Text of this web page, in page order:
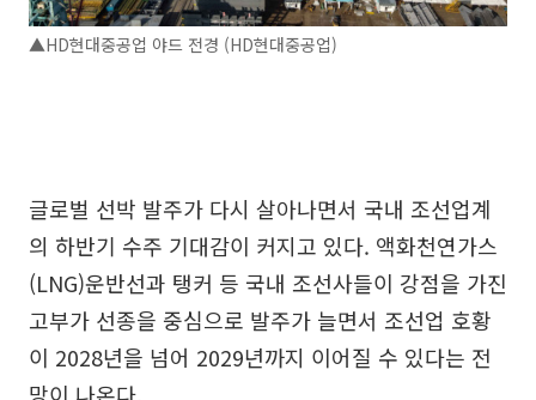
▲HD현대중공업 야드 전경 (HD현대중공업)
글로벌 선박 발주가 다시 살아나면서 국내 조선업계
의 하반기 수주 기대감이 커지고 있다. 액화천연가스
(LNG)운반선과 탱커 등 국내 조선사들이 강점을 가진
고부가 선종을 중심으로 발주가 늘면서 조선업 호황
이 2028년을 넘어 2029년까지 이어질 수 있다는 전